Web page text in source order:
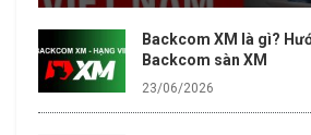
Backcom XM là gì?
Backcom sàn XM
23/06/2026